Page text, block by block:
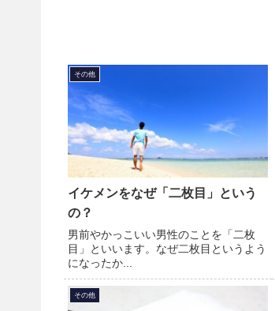
その他
イケメンをなぜ「二枚目」という
の？
男前やかっこいい男性のことを「二枚
目」といいます。なぜ二枚目というよう
になったか...
その他